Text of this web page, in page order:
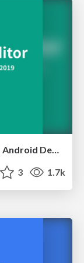
How to Motion Editor - Report from Android Dev Summit 2019
3 1.7k